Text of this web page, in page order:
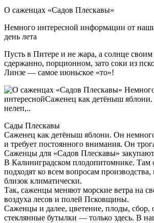
О саженцах «Садов Плескавы»
Немного интересной информации от
день лета
Пусть в Питере и не жара, а солнце своим
сдержанно, порционном, зато соки из
Линзе — самое июньское «то»!
Сады Плескавы
Саженец как детёныш яблони. Он
и требует постоянного внимания. Он
Саженцы для «Садов Плескавы»
В Калиниградском плодопитомнике. Там
подходят ко всем вопросам производства,
близок климатически.
Так, саженцы меняют морские ветра на
воздуха лесов и полей Псковщины.
Саженцы и далее, цветение, плоды, сбор,
стеклянные бутылки — только здесь. В